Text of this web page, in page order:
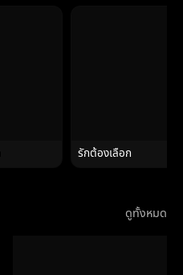
รักต้องเลือก
ดูทั้งหมด